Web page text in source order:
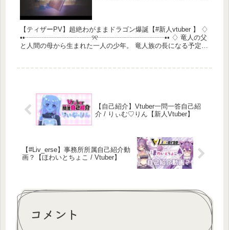
【ティザーPV】超絶わがままドラゴン爆誕【#新人vtuber 】 ♢
••┈┈┈┈┈┈┈┈┈┈୨୧┈┈┈┈┈┈┈┈┈┈•• ♢ 竜人の父
と人間の母から生まれた一人の少年。 竜人族の長になる予定だ
【自己紹介】Vtuber一問一答自己紹
介 / りぃむ♡りん【新人Vtuber】
【#Liv_erse】事務所所属自己紹介動
画？【ほわいとちょこ / Vtuber】
コメント